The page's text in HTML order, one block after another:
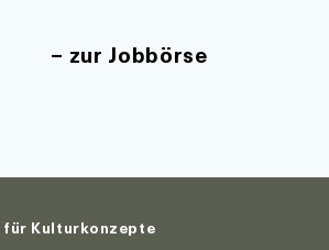
zur Jobbörse
Kulturkonzepte